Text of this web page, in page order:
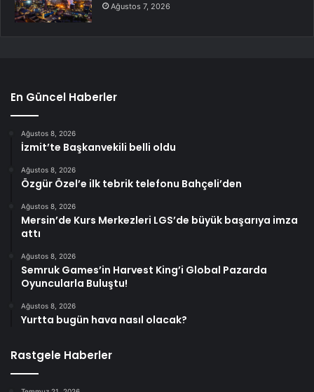
Ağustos 7, 2026
En Güncel Haberler
Ağustos 8, 2026
İzmit’te Başkanvekili belli oldu
Ağustos 8, 2026
Özgür Özel’e ilk tebrik telefonu Bahçeli’den
Ağustos 8, 2026
Mersin’de Kurs Merkezleri LGS’de büyük başarıya imza
attı
Ağustos 8, 2026
Semruk Games’in Harvest King’i Global Pazarda
Oyuncularla Buluştu!
Ağustos 8, 2026
Yurtta bugün hava nasıl olacak?
Rastgele Haberler